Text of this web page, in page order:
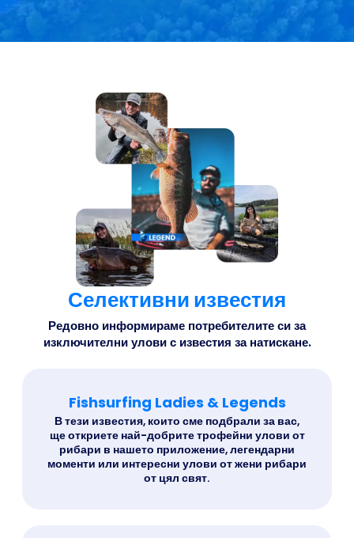
Селективни известия
Редовно информираме потребителите си за
изключителни улови с известия за натискане.
Fishsurfing Ladies & Legends
В тези известия, които сме подбрали за вас,
ще откриете най-добрите трофейни улови от
рибари в нашето приложение, легендарни
моменти или интересни улови от жени рибари
от цял свят.